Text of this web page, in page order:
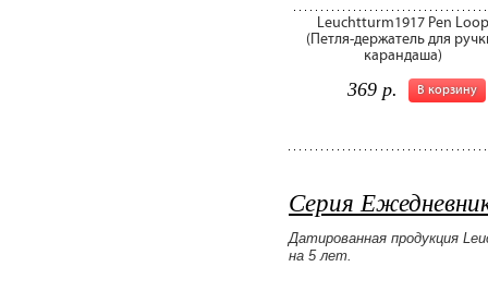
Leuchtturm1917 Pen Loop
(Петля-держатель для
карандаша)
В корзину
369 р.
Серия
Датированная продукция
на 5 лет.